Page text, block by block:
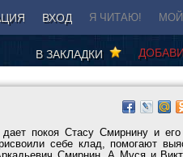
ВХОД Я ЧИТАЮ!
В ЗАКЛАДКИ
покоя Стасу Смирнину и
себе клад, помогают